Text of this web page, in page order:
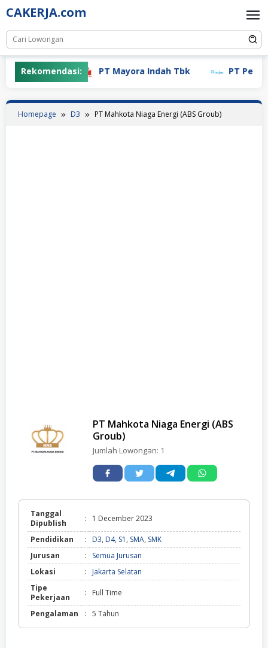
Skip
to
content
CAKERJA.com
Rekomendasi: PT Mayora Indah Tbk PT Pertiwi
Homepage D3 PT Mahkota Niaga Energi (ABS Groub)
PT Mahkota Niaga Energi (ABS
Groub)
Jumlah Lowongan: 1
Tanggal
Dipublish
: 1 December 2023
Pendidikan : D3, D4, S1 , SMA, SMK
Jurusan
:
Semua Jurusan
Lokasi
:
Jakarta Selatan
Tipe
Pekerjaan
: Full Time
Pengalaman : 5 Tahun